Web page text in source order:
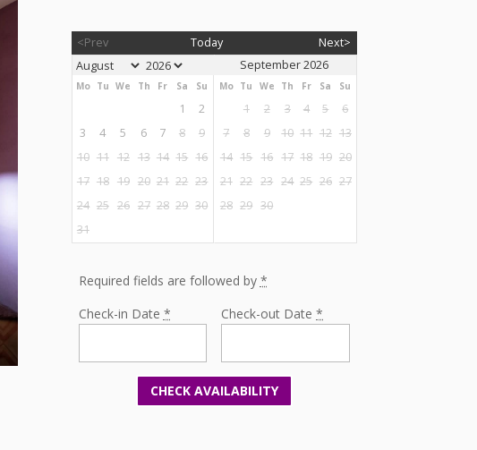
<Prev Today Next>
Mo Tu We Th Fr Sa Su
1
2
3
4 5 6 7 8
9
10 11 12 13 14 15 16
17 18 19 20 21 22 23
24 25 26 27 28 29 30
31
September 2026
Mo Tu We Th Fr Sa Su
1 2 3 4 5
6
7
8 9 10 11 12 13
14 15 16 17 18 19 20
21 22 23 24 25 26 27
28 29 30
Required fields are followed by *
Check-in Date * Check-out Date*